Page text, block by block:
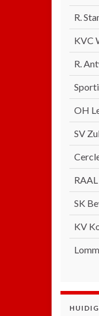
R.
KVC
R.
OH
SV
SK
KV